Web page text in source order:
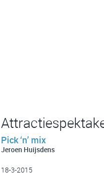
Pick ‘n’ mix
Jeroen Huijsdens
18-3-2015